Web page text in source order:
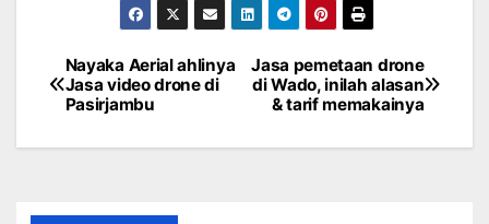
Post
navigation
Jasa pemetaan drone
di Wado, inilah alasan
& tarif memakainya
Nayaka Aerial ahlinya
Jasa video drone di
Pasirjambu